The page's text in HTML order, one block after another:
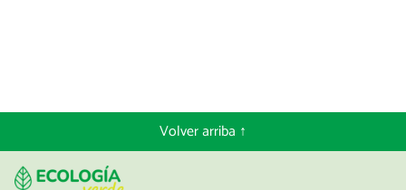
Volver arriba ↑